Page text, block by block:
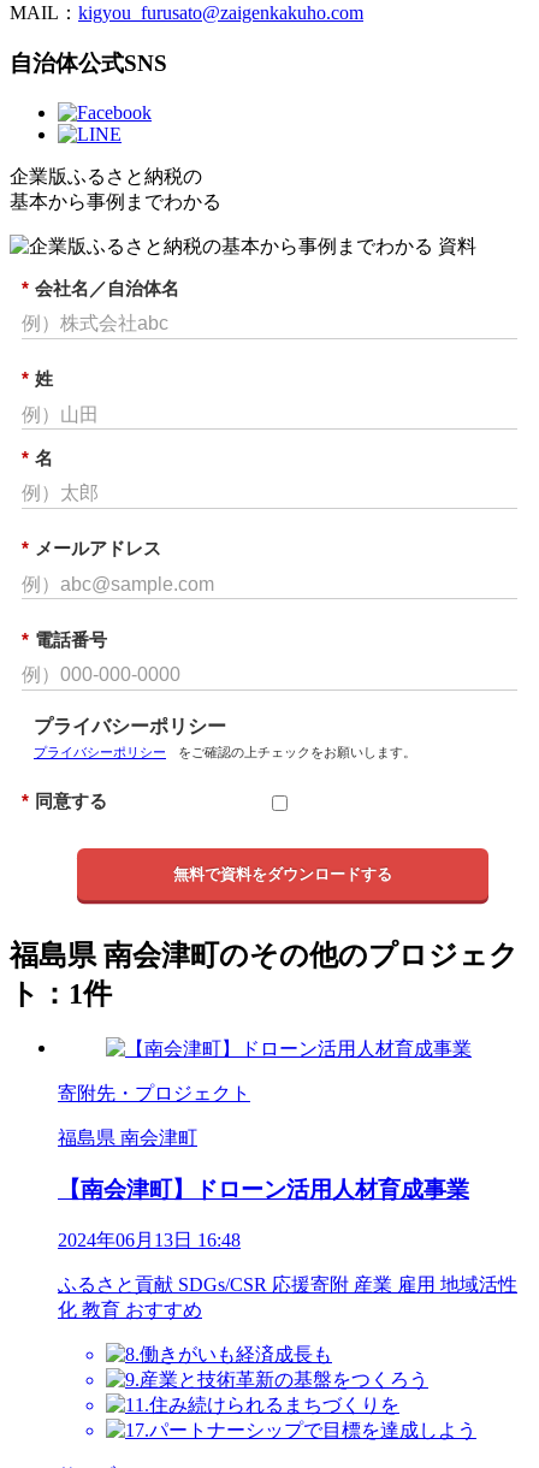
MAIL： kigyou_furusato@zaigenkakuho.com
自治体公式SNS
企業版ふるさと納税の
基本から事例までわかる
* 会社名／自治体名
* 姓
* 名
* メールアドレス
* 電話番号
プライバシーポリシー
プライバシーポリシー をご確認の上チェックをお願いします。
* 同意する
無料で資料をダウンロードする
福島県 南会津町のその他のプロジェク
ト：1件
寄附先・プロジェクト
福島県 南会津町
【南会津町】ドローン活用人材育成事業
2024年06月13日 16:48
ふるさと貢献 SDGs/CSR 応援寄附 産業 雇用 地域活性
化 教育 おすすめ